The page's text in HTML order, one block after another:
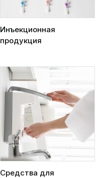
Инъекционная
продукция
Средства для